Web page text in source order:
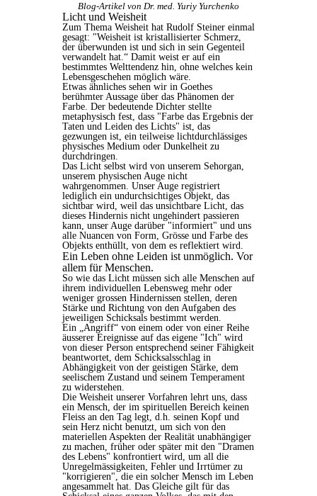
Blog-Artikel von Dr. med. Yuriy Yurchenko
Licht und Weisheit
Zum Thema Weisheit hat Rudolf Steiner einmal
gesagt: "Weisheit ist kristallisierter Schmerz,
der überwunden ist und sich in sein Gegenteil
verwandelt hat.“ Damit weist er auf ein
bestimmtes Welttendenz hin, ohne welches kein
Lebensgeschehen möglich wäre.
Etwas ähnliches sehen wir in Goethes
berühmter Aussage über das Phänomen der
Farbe. Der bedeutende Dichter stellte
metaphysisch fest, dass "Farbe das Ergebnis der
Taten und Leiden des Lichts" ist, das
gezwungen ist, ein teilweise lichtdurchlässiges
physisches Medium oder Dunkelheit zu
durchdringen.
Das Licht selbst wird von unserem Sehorgan,
unserem physischen Auge nicht
wahrgenommen. Unser Auge registriert
lediglich ein undurchsichtiges Objekt, das
sichtbar wird, weil das unsichtbare Licht, das
dieses Hindernis nicht ungehindert passieren
kann, unser Auge darüber "informiert" und uns
alle Nuancen von Form, Grösse und Farbe des
Objekts enthüllt, von dem es reflektiert wird.
Ein Leben ohne Leiden ist unmöglich. Vor
allem für Menschen.
So wie das Licht müssen sich alle Menschen auf
ihrem individuellen Lebensweg mehr oder
weniger grossen Hindernissen stellen, deren
Stärke und Richtung von den Aufgaben des
jeweiligen Schicksals bestimmt werden.
Ein „Angriff“ von einem oder von einer Reihe
äusserer Ereignisse auf das eigene "Ich" wird
von dieser Person entsprechend seiner Fähigkeit
beantwortet, dem Schicksalsschlag in
Abhängigkeit von der geistigen Stärke, dem
seelischem Zustand und seinem Temperament
zu widerstehen.
Die Weisheit unserer Vorfahren lehrt uns, dass
ein Mensch, der im spirituellen Bereich keinen
Fleiss an den Tag legt, d.h. seinen Kopf und
sein Herz nicht benutzt, um sich von den
materiellen Aspekten der Realität unabhängiger
zu machen, früher oder später mit den "Dramen
des Lebens" konfrontiert wird, um all die
Unregelmässigkeiten, Fehler und Irrtümer zu
"korrigieren", die ein solcher Mensch im Leben
angesammelt hat. Das Gleiche gilt für das